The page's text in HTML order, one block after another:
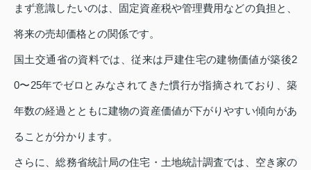
まず意識したいのは、固定資産税や管理費用などの負担と、
将来の売却価格との関係です。
国土交通省の資料では、従来は戸建住宅の建物価値が築後2
0〜25年でゼロとみなされてきた慣行が指摘されており、築
年数の経過とともに建物の資産価値が下がりやすい傾向があ
ることが分かります。
さらに、総務省統計局の住宅・土地統計調査では、空き家の